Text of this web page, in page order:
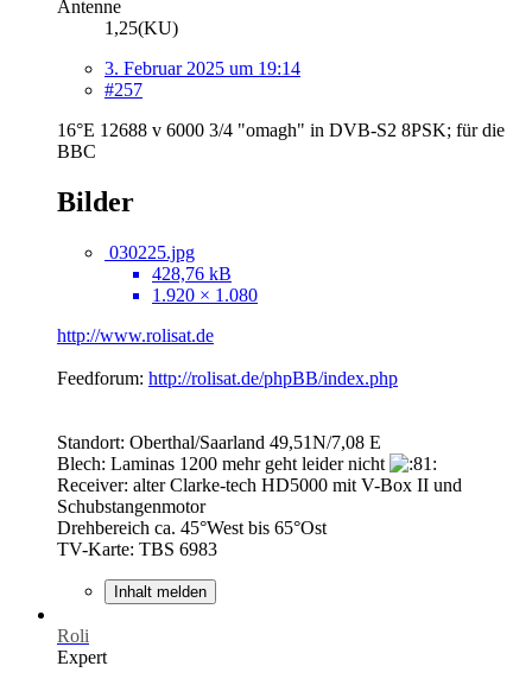
Antenne
1,25(KU)
3. Februar 2025 um 19:14
#257
16°E 12688 v 6000 3/4 "omagh" in DVB-S2 8PSK; für die
BBC
Bilder
030225.jpg
428,76 kB
1.920 × 1.080
http://www.rolisat.de
Feedforum: http://rolisat.de/phpBB/index.php
Standort: Oberthal/Saarland 49,51N/7,08 E
Blech: Laminas 1200 mehr geht leider nicht
Receiver: alter Clarke-tech HD5000 mit V-Box II und
Schubstangenmotor
Drehbereich ca. 45°West bis 65°Ost
TV-Karte: TBS 6983
Inhalt melden
Roli
Expert